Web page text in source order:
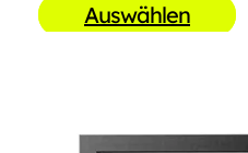
Auswählen